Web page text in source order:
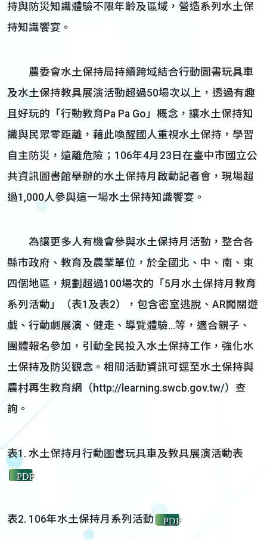
持與防災知識體驗不限年齡及區域，營造系列水土保
持知識饗宴。
農委會水土保持局持續跨域結合行動圖書玩具車
及水土保持教具展演活動超過50場次以上，透過有趣
且好玩的「行動教育Pa Pa Go」概念，讓水土保持知
識與民眾零距離，藉此喚醒國人重視水土保持，學習
自主防災，遠離危險；106年4月23日在臺中市國立公
共資訊圖書館舉辦的水土保持月啟動記者會，現場超
過1,000人參與這一場水土保持知識饗宴。
為讓更多人有機會參與水土保持月活動，整合各
縣市政府、教育及農業單位，於全國北、中、南、東
四個地區，規劃超過100場次的「5月水土保持月教育
系列活動」（表1及表2），包含密室逃脫、AR闖關遊
戲、行動劇展演、健走、導覽體驗…等，適合親子、
團體報名參加，引動全民投入水土保持工作，強化水
土保持及防災觀念。相關活動資訊可逕至水土保持與
農村再生教育網（http://learning.swcb.gov.tw/）查
詢。
表1. 水土保持月行動圖書玩具車及教具展演活動表
PDF
表2. 106年水土保持月系列活動 PDF